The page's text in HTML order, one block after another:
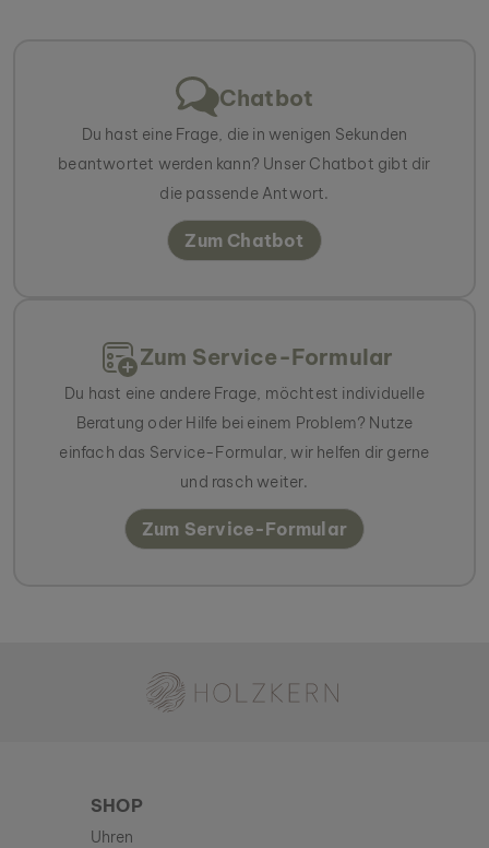
Chatbot
Du hast eine Frage, die in wenigen Sekunden
beantwortet werden kann? Unser Chatbot gibt dir
die passende Antwort.
Zum Chatbot
Zum Service-Formular
Du hast eine andere Frage, möchtest individuelle
Beratung oder Hilfe bei einem Problem? Nutze
einfach das Service-Formular, wir helfen dir gerne
und rasch weiter.
Zum Service-Formular
SHOP
Uhren